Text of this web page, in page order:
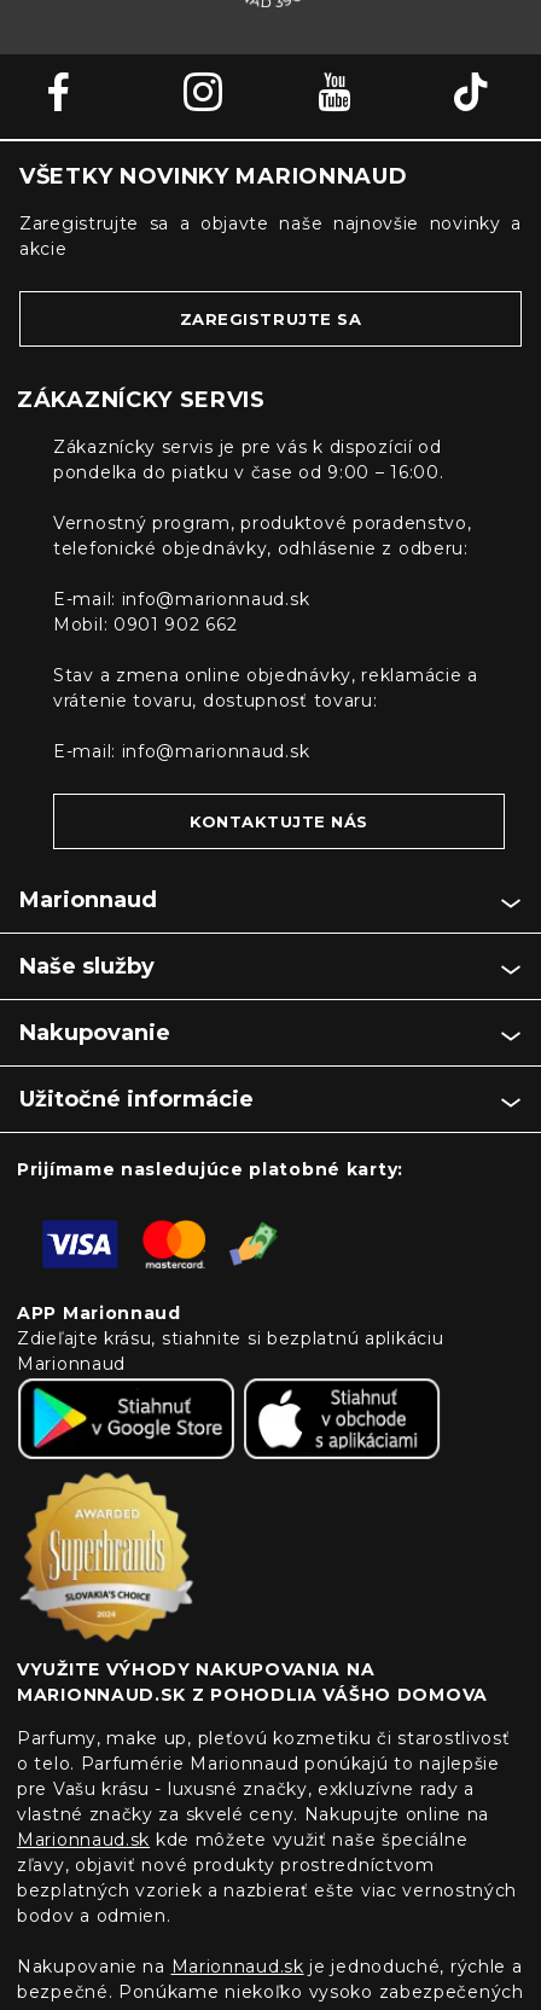
VŠETKY NOVINKY MARIONNAUD
Zaregistrujte sa a objavte naše najnovšie novinky a
akcie
ZAREGISTRUJTE SA
ZÁKAZNÍCKY SERVIS
Zákaznícky servis je pre vás k dispozícií od
pondelka do piatku v čase od 9:00 – 16:00.
Vernostný program, produktové poradenstvo,
telefonické objednávky, odhlásenie z odberu:
E-mail: info@marionnaud.sk
Mobil: 0901 902 662
Stav a zmena online objednávky, reklamácie a
vrátenie tovaru, dostupnosť tovaru:
E-mail: info@marionnaud.sk
KONTAKTUJTE NÁS
Marionnaud
Naše služby
Nakupovanie
Užitočné informácie
Prijímame nasledujúce platobné karty:
APP Marionnaud
Zdieľajte krásu, stiahnite si bezplatnú aplikáciu
Marionnaud
VYUŽITE VÝHODY NAKUPOVANIA NA
MARIONNAUD.SK Z POHODLIA VÁŠHO DOMOVA
Parfumy, make up, pleťovú kozmetiku či starostlivosť
o telo. Parfumérie Marionnaud ponúkajú to najlepšie
pre Vašu krásu - luxusné značky, exkluzívne rady a
vlastné značky za skvelé ceny. Nakupujte online na
Marionnaud.sk kde môžete využiť naše špeciálne
zľavy, objaviť nové produkty prostredníctvom
bezplatných vzoriek a nazbierať ešte viac vernostných
bodov a odmien.
Nakupovanie na Marionnaud.sk je jednoduché, rýchle a
bezpečné. Ponúkame niekoľko vysoko zabezpečených